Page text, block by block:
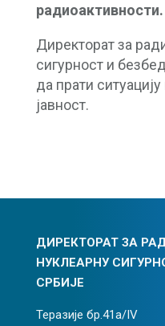
радиоактивности.
Директорат за
сигурност и
да прати
јавност.
ДИРЕКТОРАТ ЗА
НУКЛЕАРНУ
СРБИЈЕ
Теразије бр.41а/IV